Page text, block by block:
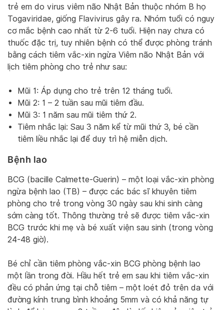
trẻ em do virus viêm não Nhật Bản thuộc nhóm B họ
Togaviridae, giống Flavivirus gây ra. Nhóm tuổi có nguy
cơ mắc bệnh cao nhất từ 2-6 tuổi. Hiện nay chưa có
thuốc đặc trị, tuy nhiên bệnh có thể được phòng tránh
bằng cách tiêm vắc-xin ngừa Viêm não Nhật Bản với
lịch tiêm phòng cho trẻ như sau:
Mũi 1: Áp dụng cho trẻ trên 12 tháng tuổi.
Mũi 2: 1 – 2 tuần sau mũi tiêm đầu.
Mũi 3: 1 năm sau mũi tiêm thứ 2.
Tiêm nhắc lại: Sau 3 năm kể từ mũi thứ 3, bé cần
tiêm liều nhắc lại để duy trì hệ miễn dịch.
Bệnh lao
BCG (bacille Calmette-Guerin) – một loại vắc-xin phòng
ngừa bệnh lao (TB) – được các bác sĩ khuyên tiêm
phòng cho trẻ trong vòng 30 ngày sau khi sinh càng
sớm càng tốt. Thông thường trẻ sẽ được tiêm vắc-xin
BCG trước khi mẹ và bé xuất viện sau sinh (trong vòng
24-48 giờ).
Bé chỉ cần tiêm phòng vắc-xin BCG phòng bệnh lao
một lần trong đời. Hầu hết trẻ em sau khi tiêm vắc-xin
đều có phản ứng tại chỗ tiêm – một loét đỏ trên da với
đường kính trung bình khoảng 5mm và có khả năng tự